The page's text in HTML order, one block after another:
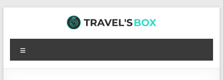
TRAVEL’S
BOX